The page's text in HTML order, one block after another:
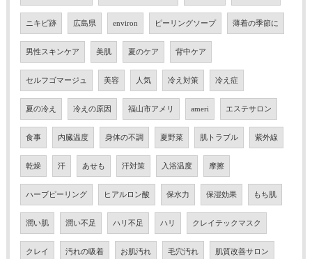
ニキビ跡 広島県 environ ピーリングソープ 薄着の季節に
男性スキンケア 美肌 夏のケア 背中ケア
セルフゴマージュ 美容 人気 冷え対策 冷え症
夏の冷え 冷えの原因 福山市アメリ ameri エステサロン
食事 内臓温度 身体の不調 夏野菜 肌トラブル 紫外線
乾燥 汗 あせも 汗対策 入浴温度 摩擦
ハーブピーリング ヒアルロン酸 保水力 保湿効果 もち肌
潤い肌 潤い不足 ハリ不足 ハリ クレイテックマスク
クレイ 汚れの吸着 お肌汚れ 毛穴汚れ 肌質改善サロン